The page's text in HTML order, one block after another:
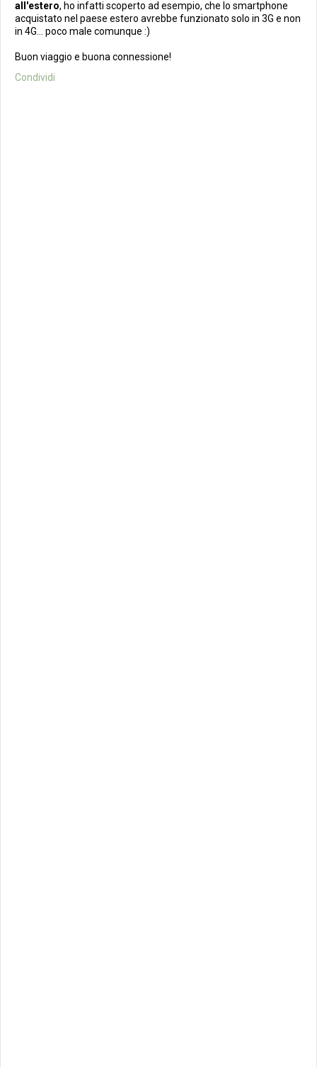
all'estero, ho infatti scoperto ad esempio, che lo smartphone
acquistato nel paese estero avrebbe funzionato solo in 3G e non
in 4G... poco male comunque :)
Buon viaggio e buona connessione!
Condividi